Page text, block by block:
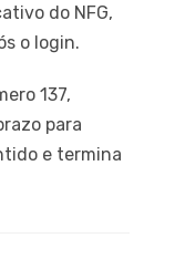
do NFG,
o login.
137,
para
e termina